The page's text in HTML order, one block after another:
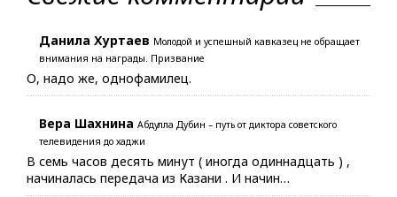
Данила Хуртаев Молодой и успешный кавказец не обращает
внимания на награды. Призвание
О, надо же, однофамилец.
Вера Шахнина Абдулла Дубин – путь от диктора советского
телевидения до хаджи
В семь часов десять минут ( иногда одиннадцать ) ,
начиналась передача из Казани . И начин…